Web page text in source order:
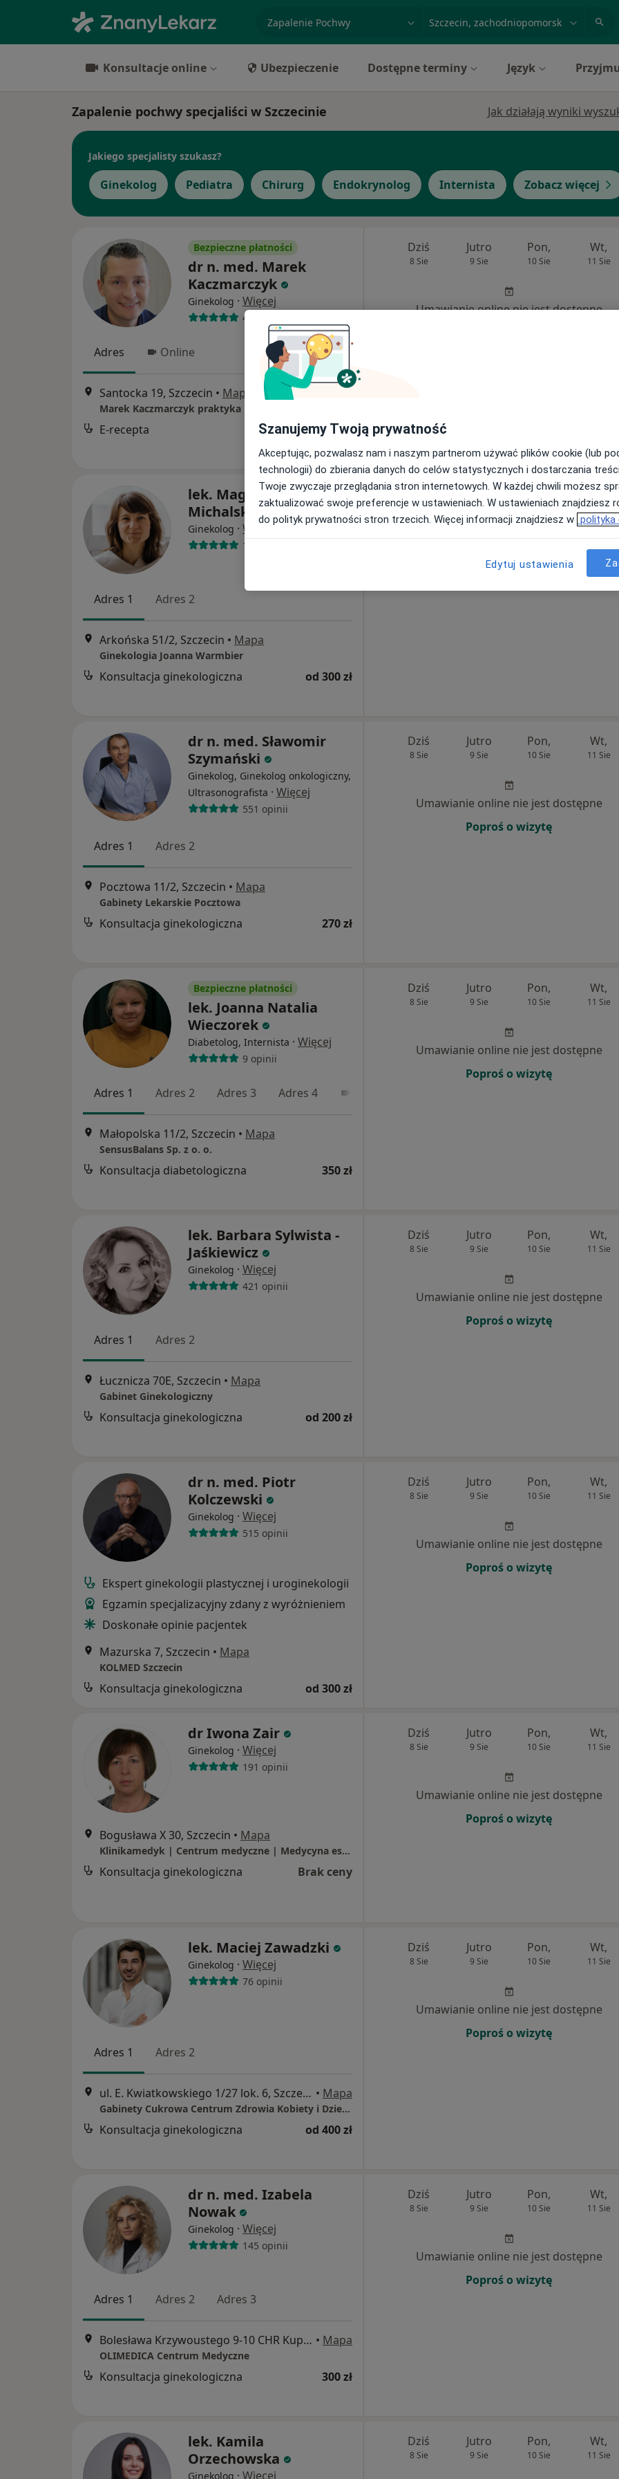
Konsultacje online Ubezpieczenie Dostępne terminy Język
Zapalenie pochwy specjaliści w Szczecinie Jak działają wyniki
Jakiego specjalisty szukasz?
Ginekolog Pediatra Chirurg Endokrynolog Internista Zobacz więcej
Bezpieczne płatności
dr n. med. Marek
Kaczmarczyk
Ginekolog · Więcej
405 opinii
Adres Online
Santocka 19, Szczecin • Mapa
E-recepta 150 zł
Dziś
8 Sie
Jutro
9 Sie
Pon,
10 Sie
Wt,
11 Sie
Umawianie online nie jest dostępne
lek. Magdalena
Michalska
Ginekolog · Więcej
12 opinii
Adres 1 Adres 2
Arkońska 51/2, Szczecin • Mapa
Ginekologia Joanna Warmbier
Konsultacja ginekologiczna od 300 zł
Dziś
8 Sie
Jutro
9 Sie
Pon,
10 Sie
Wt,
11 Sie
dr n. med. Sławomir
Szymański
Ginekolog, Ginekolog onkologiczny,
Ultrasonografista · Więcej
551 opinii
Adres 1 Adres 2
Pocztowa 11/2, Szczecin • Mapa
Gabinety Lekarskie Pocztowa
Konsultacja ginekologiczna 270 zł
Dziś
8 Sie
Jutro
9 Sie
Pon,
10 Sie
Wt,
11 Sie
Umawianie online nie jest dostępne
Poproś o wizytę
Bezpieczne płatności
lek. Joanna Natalia
Wieczorek
Diabetolog, Internista · Więcej
9 opinii
Adres 1 Adres 2 Adres 3 Adres 4
Małopolska 11/2, Szczecin • Mapa
SensusBalans Sp. z o. o.
Konsultacja diabetologiczna 350 zł
Dziś
8 Sie
Jutro
9 Sie
Pon,
10 Sie
Wt,
11 Sie
Umawianie online nie jest dostępne
Poproś o wizytę
lek. Barbara Sylwista -
Jaśkiewicz
Ginekolog · Więcej
421 opinii
Adres 1 Adres 2
Łucznicza 70E, Szczecin • Mapa
Gabinet Ginekologiczny
Konsultacja ginekologiczna od 200 zł
Dziś
8 Sie
Jutro
9 Sie
Pon,
10 Sie
Wt,
11 Sie
Umawianie online nie jest dostępne
Poproś o wizytę
dr n. med. Piotr
Kolczewski
Ginekolog · Więcej
515 opinii
Ekspert ginekologii plastycznej i uroginekologii
Egzamin specjalizacyjny zdany z wyróżnieniem
Doskonałe opinie pacjentek
Mazurska 7, Szczecin • Mapa
KOLMED Szczecin
Konsultacja ginekologiczna od 300 zł
Dziś
8 Sie
Jutro
9 Sie
Pon,
10 Sie
Wt,
11 Sie
Umawianie online nie jest dostępne
Poproś o wizytę
dr Iwona Zair
Ginekolog · Więcej
191 opinii
Bogusława X 30, Szczecin • Mapa
Klinikamedyk | Centrum medyczne | Medycyna estetyczna
Konsultacja ginekologiczna Brak ceny
Dziś
8 Sie
Jutro
9 Sie
Pon,
10 Sie
Wt,
11 Sie
Umawianie online nie jest dostępne
Poproś o wizytę
lek. Maciej Zawadzki
Ginekolog · Więcej
76 opinii
Adres 1 Adres 2
ul. E. Kwiatkowskiego 1/27 lok. 6, Szczecin • Mapa
Gabinety Cukrowa Centrum Zdrowia Kobiety i Dziecka
Konsultacja ginekologiczna od 400 zł
Dziś
8 Sie
Jutro
9 Sie
Pon,
10 Sie
Wt,
11 Sie
Umawianie online nie jest dostępne
Poproś o wizytę
dr n. med. Izabela
Nowak
Ginekolog · Więcej
145 opinii
Adres 1 Adres 2 Adres 3
Bolesława Krzywoustego 9-10 CHR Kupiec 1 piętro, Szczecin • Mapa
OLIMEDICA Centrum Medyczne
Konsultacja ginekologiczna 300 zł
Dziś
8 Sie
Jutro
9 Sie
Pon,
10 Sie
Wt,
11 Sie
Umawianie online nie jest dostępne
Poproś o wizytę
lek. Kamila
Orzechowska
Ginekolog · Więcej
Dziś
8 Sie
Jutro
9 Sie
Pon,
10 Sie
Wt,
11 Sie
Szanujemy Twoją prywatność
Akceptując, pozwalasz nam i naszym partnerom używać plików cookie (lub
technologii) do zbierania danych do celów statystycznych i dostarczania
Twoje zwyczaje przeglądania stron internetowych. W każdej chwili możesz
zaktualizować swoje preferencje w ustawieniach. W ustawieniach znajdziesz
do polityk prywatności stron trzecich. Więcej informacji znajdziesz w polityka
Edytuj ustawienia